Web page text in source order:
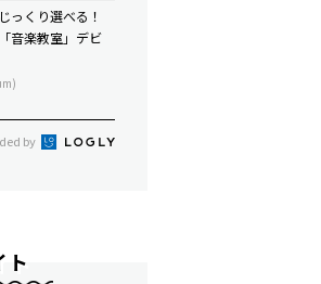
っくり選べる！
音楽教室」デビ
by
ト